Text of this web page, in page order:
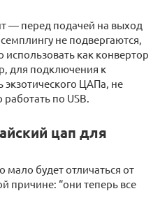
— перед подачей на выход
не подвергаются,
использовать как конвертор
для подключения к
ЦАПа, не
по USB.
цап для
мало будет отличаться от
причине: “они теперь все